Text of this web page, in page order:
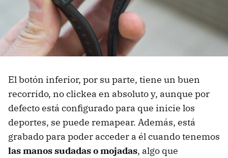
El botón inferior, por su parte, tiene un buen
recorrido, no clickea en absoluto y, aunque por
defecto está configurado para que inicie los
deportes, se puede remapear. Además, está
grabado para poder acceder a él cuando tenemos
las manos sudadas o mojadas, algo que